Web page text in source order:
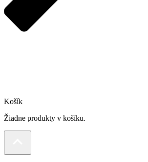
Košík
Žiadne produkty v košíku.